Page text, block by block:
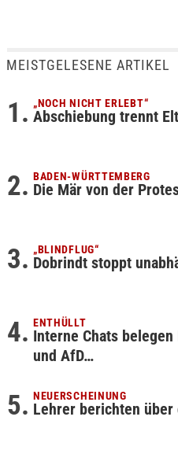
MEISTGELESENE ARTIKEL
„NOCH NICHT ERLEBT“
Abschiebung trennt
BADEN-WÜRTTEMBERG
Die Mär von der
„BLINDFLUG“
Dobrindt stoppt
ENTHÜLLT
Interne Chats
und AfD…
NEUERSCHEINUNG
Lehrer berichten